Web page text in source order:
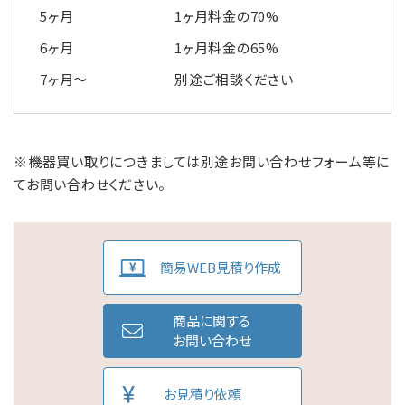
5ヶ月
1ヶ月料金の70%
6ヶ月
1ヶ月料金の65%
7ヶ月～
別途ご相談ください
※機器買い取りにつきましては別途お問い合わせフォーム等に
てお問い合わせください。
簡易WEB見積り作成
商品に関する
お問い合わせ
お見積り依頼